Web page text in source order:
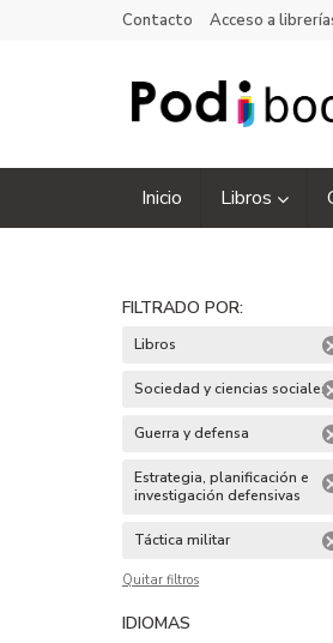
Contacto Acceso a
Inicio Libros
FILTRADO POR:
Libros
Sociedad y ciencias sociales
Guerra y defensa
Estrategia, planificación e
investigación defensivas
Táctica militar
Quitar filtros
IDIOMAS